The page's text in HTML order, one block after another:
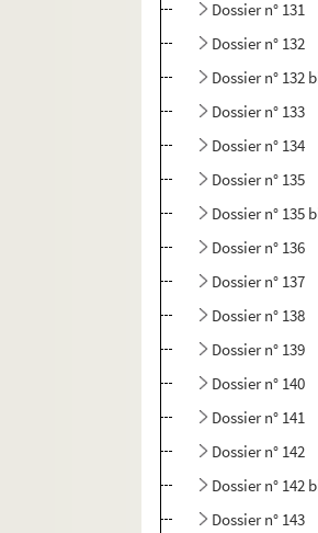
Dossier n° 131
Dossier n° 132
Dossier n° 132
Dossier n° 133
Dossier n° 134
Dossier n° 135
Dossier n° 135
Dossier n° 136
Dossier n° 137
Dossier n° 138
Dossier n° 139
Dossier n° 140
Dossier n° 141
Dossier n° 142
Dossier n° 142
Dossier n° 143